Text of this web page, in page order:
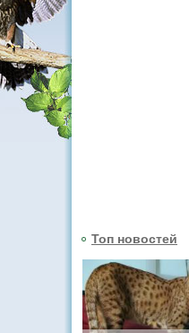
Топ новостей